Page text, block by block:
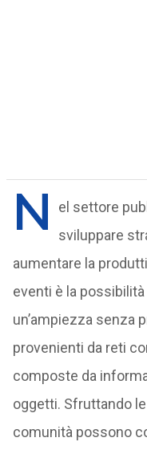
N
el settore
sviluppare
aumentare la
eventi è la
un’ampiezza senza
provenienti da reti
composte da
oggetti. Sfruttando
comunità possono